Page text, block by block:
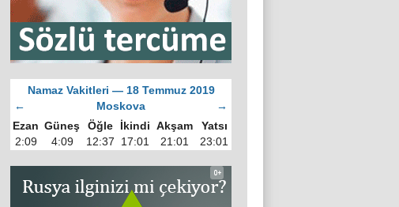
Namaz Vakitleri — 18 Temmuz 2019
←
Moskova
→
Ezan Güneş Öğle İkindi Akşam
Yatsı
2:09
4:09 12:37 17:01 21:01 23:01